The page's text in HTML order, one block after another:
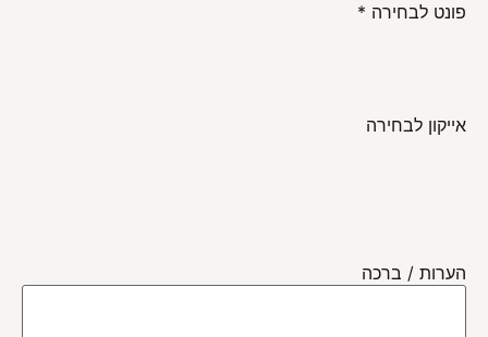
פונט לבחירה *
אייקון לבחירה
הערות / ברכה